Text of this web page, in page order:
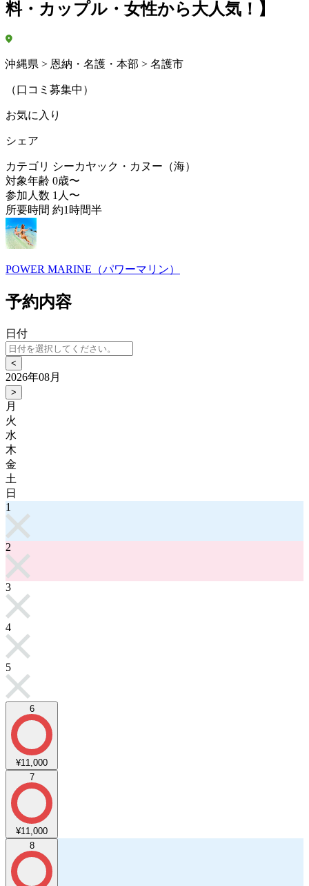
料・カップル・女性から大人気！】
沖縄県 > 恩納・名護・本部 > 名護市
（口コミ募集中）
お気に入り
シェア
カテゴリ シーカヤック・カヌー（海）
対象年齢 0歳〜
参加人数 1人〜
所要時間 約1時間半
POWER MARINE（パワーマリン）
予約内容
日付
<
2026年08月
>
月
火
水
木
金
土
日
1
2
3
4
5
6
¥11,000
7
¥11,000
8